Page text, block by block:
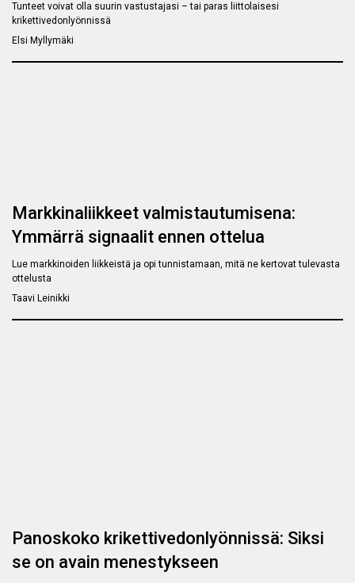
Tunteet voivat olla suurin vastustajasi – tai paras liittolaisesi
krikettivedonlyönnissä
Elsi Myllymäki
Markkinaliikkeet valmistautumisena:
Ymmärrä signaalit ennen ottelua
Lue markkinoiden liikkeistä ja opi tunnistamaan, mitä ne kertovat tulevasta
ottelusta
Taavi Leinikki
Panoskoko krikettivedonlyönnissä: Siksi
se on avain menestykseen